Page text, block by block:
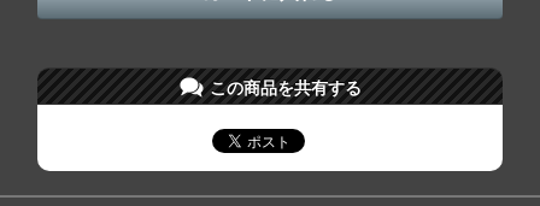
この商品を共有する